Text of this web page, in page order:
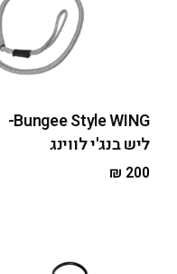
Bungee Style WING-
ליש בנג'י לווינג
₪ 200